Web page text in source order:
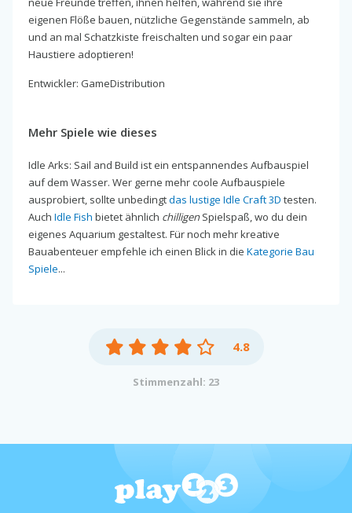
eigenen Flöße bauen, nützliche Gegenstände sammeln, ab
und an mal Schatzkiste freischalten und sogar ein paar
Haustiere adoptieren!
Entwickler: GameDistribution
Mehr Spiele wie dieses
Idle Arks: Sail and Build ist ein entspannendes Aufbauspiel
auf dem Wasser. Wer gerne mehr coole Aufbauspiele
ausprobiert, sollte unbedingtdas lustige Idle Craft 3D testen.
Auch Idle Fish bietet ähnlich chilligenSpielspaß, wo du dein
eigenes Aquarium gestaltest. Für noch mehr kreative
Bauabenteuer empfehle ich einen Blick in die Kategorie Bau
Spiele...
4.8
Stimmenzahl: 23